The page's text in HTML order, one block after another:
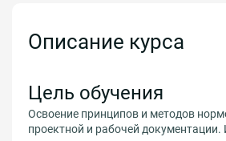
Описание курса
Цель обучения
Освоение принципов и методов
проектной и рабочей документации.